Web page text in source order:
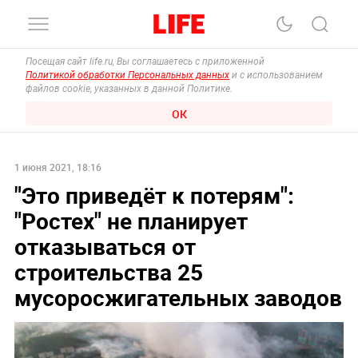
Посещая сайт life.ru, Вы соглашаетесь с приложенной
Политикой обработки Персональных данных и с использованием
файлов cookie, указанных в данной Политике.
ОК
1 июня 2021, 18:16
"Это приведёт к потерям":
"Ростех" не планирует
отказываться от
строительства 25
мусоросжигательных заводов